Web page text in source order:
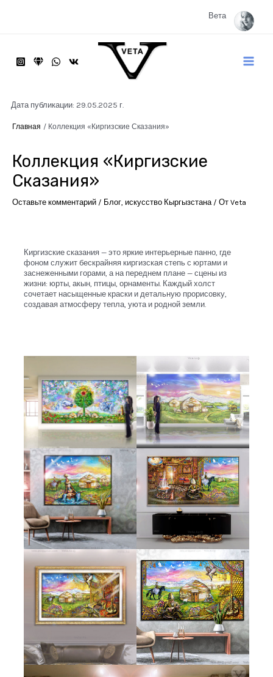
Вета
Main
Дата публикации: 29.05.2025 г.
Главная Коллекция «Киргизские Сказания»
Коллекция «Киргизские
Сказания»
Оставьте комментарий / Блог искусство Кыргызстана / От Veta
Киргизские сказания — это яркие интерьерные панно, где
фоном служит бескрайняя киргизская степь с юртами и
заснеженными горами, а на переднем плане — сцены из
жизни: юрты, акын, птицы, орнаменты. Каждый холст
сочетает насыщенные краски и детальную прорисовку,
создавая атмосферу тепла, уюта и родной земли.